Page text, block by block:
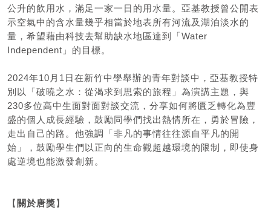
公升的飲用水，滿足一家一日的用水量。亞基教授曾公開表
示空氣中的含水量幾乎相當於地表所有河流及湖泊淡水的
量，希望藉由科技去幫助缺水地區達到「Water
Independent」的目標。
2024年10月1日在新竹中學舉辦的青年對談中，亞基教授特
別以「破曉之水：從渴求到思索的旅程」為演講主題，與
230多位高中生面對面對談交流，分享如何將匱乏轉化為豐
盛的個人成長經驗，鼓勵同學們找出熱情所在，勇於冒險，
走出自己的路。他強調「非凡的事情往往源自平凡的開
始」，鼓勵學生們以正向的生命觀超越環境的限制，即使身
處逆境也能激發創新。
【 關於唐獎】